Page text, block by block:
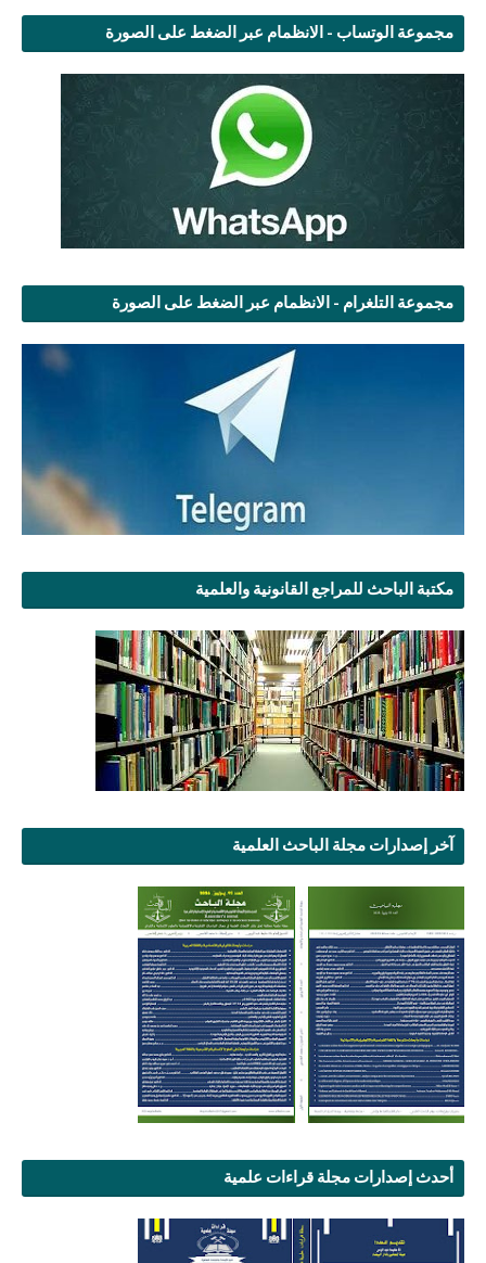
مجموعة الوتساب - الانظمام عبر الضغط على الصورة
مجموعة التلغرام - الانظمام عبر الضغط على الصورة
مكتبة الباحث للمراجع القانونية والعلمية
آخر إصدارات مجلة الباحث العلمية
أحدث إصدارات مجلة قراءات علمية